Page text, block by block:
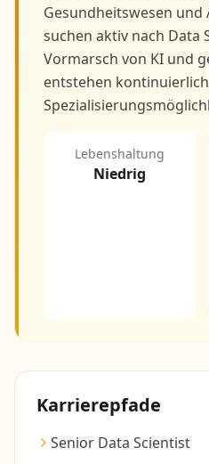
Gesundheitswesen
suchen aktiv nach Data
Vormarsch von KI und
entstehen
Lebenshaltung
Niedrig
Karrierepfade
Senior Data Scientist